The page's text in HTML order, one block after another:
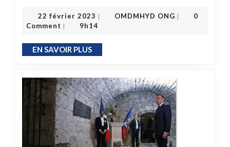
22 février 2023 | OMDMHYD ONG |
0
Comment | 9h14
EN SAVOIR PLUSEN SAVOIR PLUS